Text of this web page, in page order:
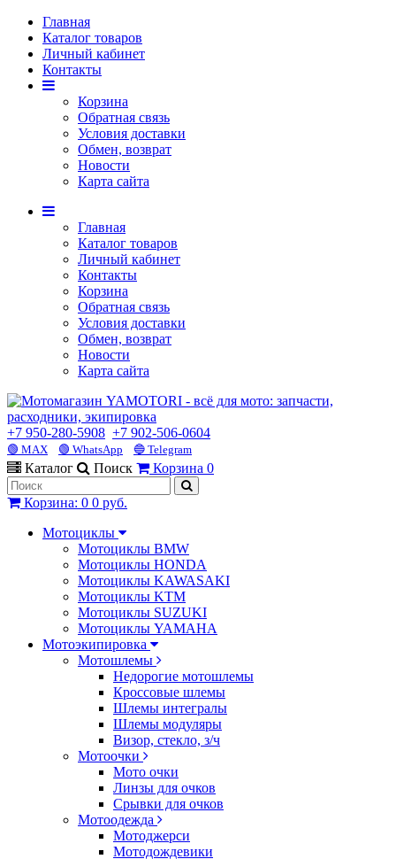
Главная
Каталог товаров
Личный кабинет
Контакты
Корзина
Обратная связь
Условия доставки
Обмен, возврат
Новости
Карта сайта
Главная
Каталог товаров
Личный кабинет
Контакты
Корзина
Обратная связь
Условия доставки
Обмен, возврат
Новости
Карта сайта
+7 950-280-5908 +7 902-506-0604
🟢 MAX 🟢 WhatsApp 🔵 Telegram
Каталог Поиск Корзина 0
Корзина: 0 0 руб.
Мотоциклы
Мотоциклы BMW
Мотоциклы HONDA
Мотоциклы KAWASAKI
Мотоциклы KTM
Мотоциклы SUZUKI
Мотоциклы YAMAHA
Мотоэкипировка
Мотошлемы
Недорогие мотошлемы
Кроссовые шлемы
Шлемы интегралы
Шлемы модуляры
Визор, стекло, з/ч
Мотоочки
Мото очки
Линзы для очков
Срывки для очков
Мотоодежда
Мотоджерси
Мотодождевики